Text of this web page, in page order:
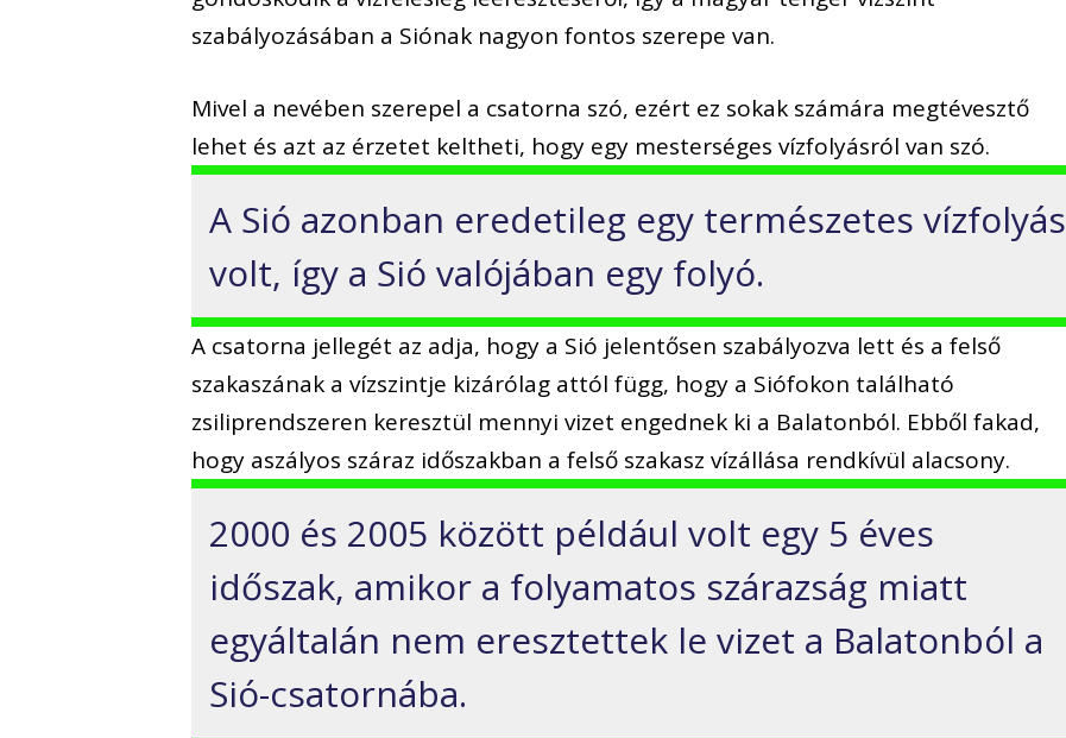
szabályozásában a Siónak nagyon fontos szerepe van.
Mivel a nevében szerepel a csatorna szó, ezért ez sokak számára megtévesztő
lehet és azt az érzetet keltheti, hogy egy mesterséges vízfolyásról van szó.
A Sió azonban eredetileg egy természetes vízfolyás
volt, így a Sió valójában egy folyó.
A csatorna jellegét az adja, hogy a Sió jelentősen szabályozva lett és a felső
szakaszának a vízszintje kizárólag attól függ, hogy a Siófokon található
zsiliprendszeren keresztül mennyi vizet engednek ki a Balatonból. Ebből fakad,
hogy aszályos száraz időszakban a felső szakasz vízállása rendkívül alacsony.
2000 és 2005 között például volt egy 5 éves
időszak, amikor a folyamatos szárazság miatt
egyáltalán nem eresztettek le vizet a Balatonból a
Sió-csatornába.